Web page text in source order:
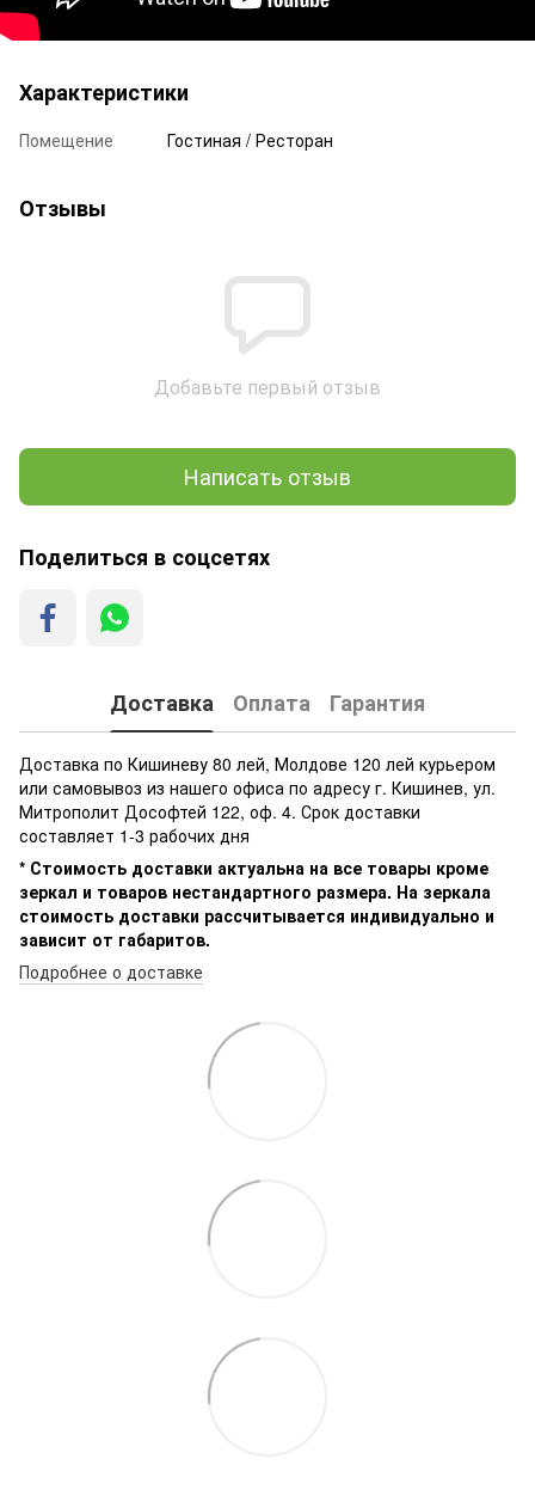
Характеристики
Помещение Гостиная / Ресторан
Отзывы
Добавьте первый отзыв
Написать отзыв
Поделиться в соцсетях
Доставка Оплата Гарантия
Доставка по Кишиневу 80 лей, Молдове 120 лей курьером
или самовывоз из нашего офиса по адресу г. Кишинев, ул.
Митрополит Дософтей 122, оф. 4. Срок доставки
составляет 1-3 рабочих дня
* Стоимость доставки актуальна на все товары кроме
зеркал и товаров нестандартного размера. На зеркала
стоимость доставки рассчитывается индивидуально и
зависит от габаритов.
Подробнее о доставке